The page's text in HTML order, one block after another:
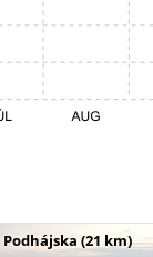
Podhájska (21 km)